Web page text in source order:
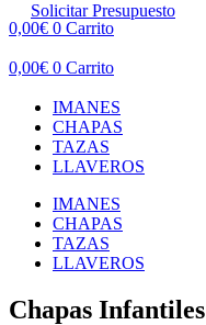
Solicitar Presupuesto
0,00€ 0 Carrito
0,00€ 0 Carrito
IMANES
CHAPAS
TAZAS
LLAVEROS
IMANES
CHAPAS
TAZAS
LLAVEROS
Chapas Infantiles